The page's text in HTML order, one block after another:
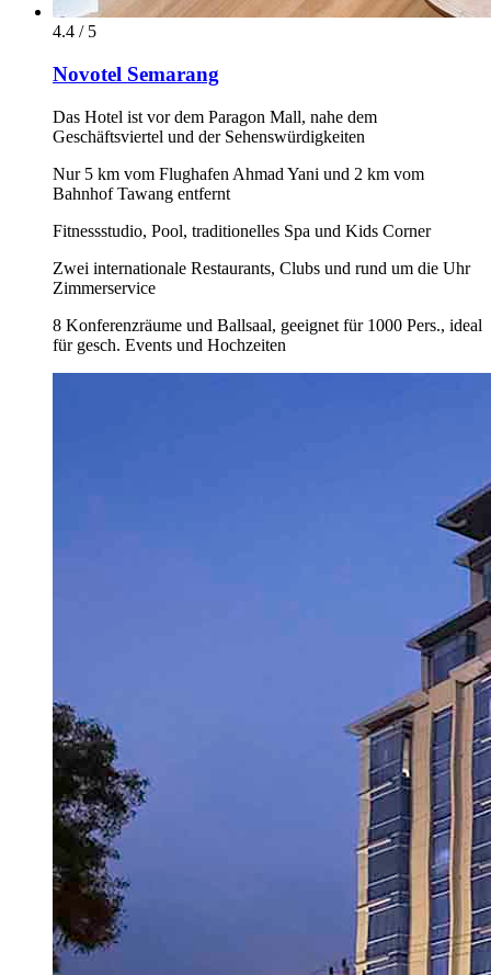
4.4 / 5
Novotel Semarang
Das Hotel ist vor dem Paragon Mall, nahe dem
Geschäftsviertel und der Sehenswürdigkeiten
Nur 5 km vom Flughafen Ahmad Yani und 2 km vom
Bahnhof Tawang entfernt
Fitnessstudio, Pool, traditionelles Spa und Kids Corner
Zwei internationale Restaurants, Clubs und rund um die Uhr
Zimmerservice
8 Konferenzräume und Ballsaal, geeignet für 1000 Pers., ideal
für gesch. Events und Hochzeiten